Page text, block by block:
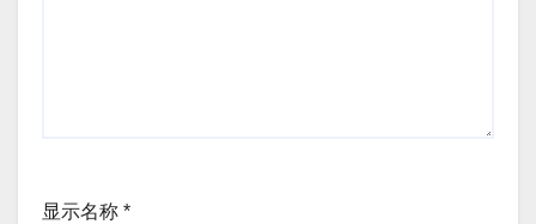
显示名称 *